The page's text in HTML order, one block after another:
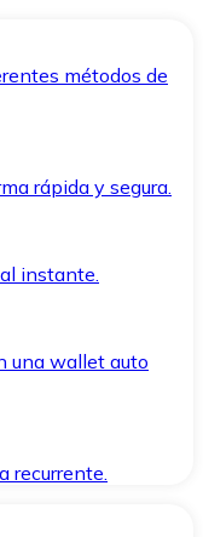
métodos de
rápida y segura.
instante.
una wallet auto
recurrente.